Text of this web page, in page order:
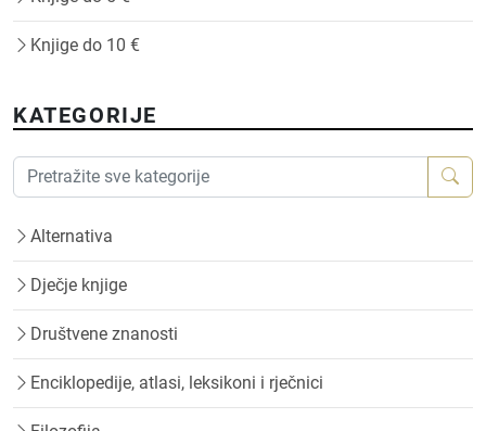
Knjige do 10 €
KATEGORIJE
Alternativa
Dječje knjige
Društvene znanosti
Enciklopedije, atlasi, leksikoni i rječnici